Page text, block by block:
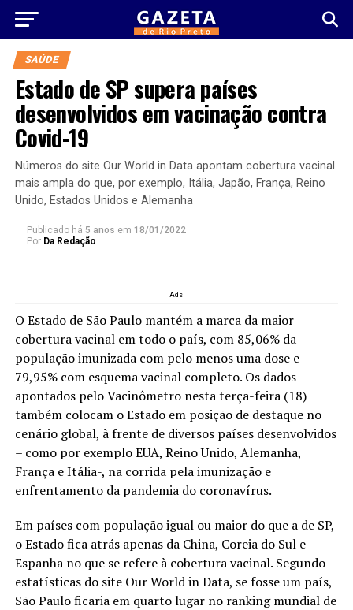
SAÚDE
Estado de SP supera países
desenvolvidos em vacinação contra
Covid-19
Números do site Our World in Data apontam cobertura vacinal
mais ampla do que, por exemplo, Itália, Japão, França, Reino
Unido, Estados Unidos e Alemanha
Publicado há 5 anos em 18/01/2022
Por Da Redação
Ads
O Estado de São Paulo mantém a marca da maior
cobertura vacinal em todo o país, com 85,06% da
população imunizada com pelo menos uma dose e
79,95% com esquema vacinal completo. Os dados
apontados pelo Vacinômetro nesta terça-feira (18)
também colocam o Estado em posição de destaque no
cenário global, à frente de diversos países desenvolvidos
– como por exemplo EUA, Reino Unido, Alemanha,
França e Itália-, na corrida pela imunização e
enfrentamento da pandemia do coronavírus.
Em países com população igual ou maior do que a de SP,
o Estado fica atrás apenas da China, Coreia do Sul e
Espanha no que se refere à cobertura vacinal. Segundo
estatísticas do site Our World in Data, se fosse um país,
São Paulo ficaria em quarto lugar no ranking mundial de